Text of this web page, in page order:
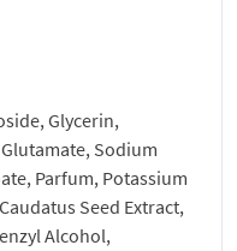
Glycerin,
Sodium
Parfum, Potassium
Seed Extract,
Alcohol,